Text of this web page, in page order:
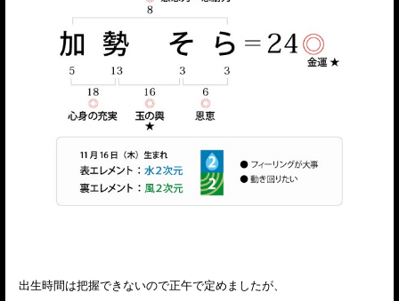
出生時間は把握できないので正午で定めましたが、